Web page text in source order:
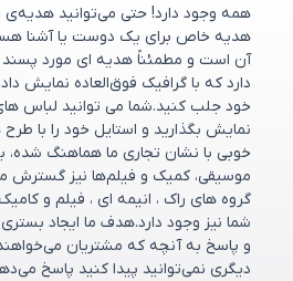
همه وجود دارد! حتی می‌توانید
هدیه خاص برای یک دوست یا آشنا
آن است و مطمئناً هدیه ای مورد پسند
دارد که با گرافیک فوق‌العاده نمایش
خود جلب کنید.شما می توانید لباس
نمایش بگذارید و استایل خود را با
خوبی با نشان تجاری ما هماهنگ شده،
موسیقی، کمیک و فیلم‌ها نیز گسترش
گروه های راک ، انیمه ای ، فیلم و
شما نیز وجود دارد.هدف ما ایجاد
و پاسخ به آنچه که مشتریان
دیگری نمی‌توانید پیدا کنید پاسخ